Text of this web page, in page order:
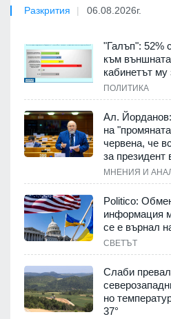
Разкрития 06.08.2026г.
"Галъп": 52%
към
кабинетът му
ПОЛИТИКА
Ал.
на
червена, че
за президент
МНЕНИЯ И
Politico:
информация
се е върнал
СВЕТЪТ
Слаби
но
37°